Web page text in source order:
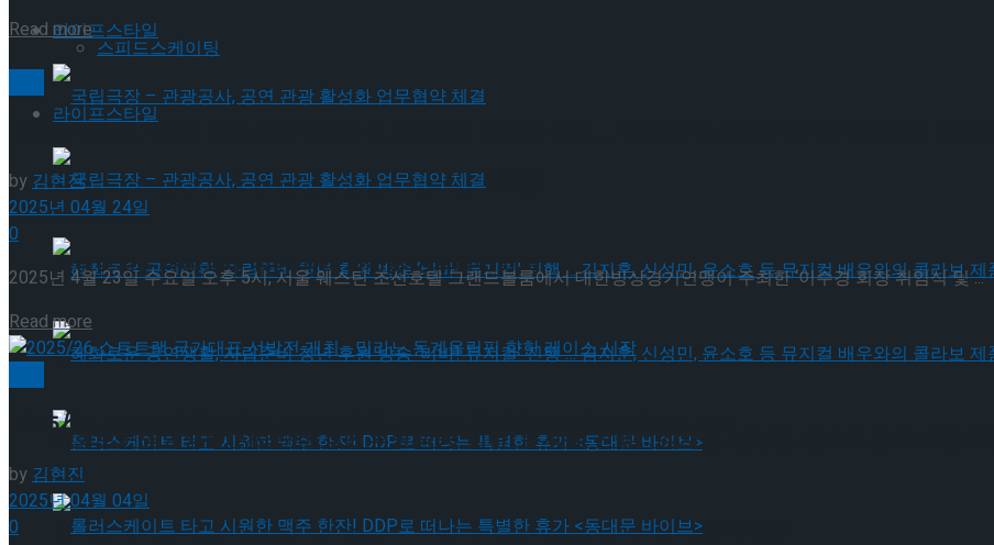
라이프스타일
국립극장 – 관광공사, 공연 관광 활성화 업무협약 체결
혜화로운 공연생활, 자립준비 청년 후원 방송 ‘비바! 뮤지컬’ 진행 … 김지훈, 신성민, 윤소호 등 뮤지컬 배
롤러스케이트 타고 시원한 맥주 한잔! DDP로 떠나는 특별한 휴가 <동대문 바이브>
스피드스케이팅
라이프스타일
국립극장 – 관광공사, 공연 관광 활성화 업무협약 체결
혜화로운 공연생활, 자립준비 청년 후원 방송 ‘비바! 뮤지컬’ 진행 … 김지훈, 신성민, 윤소호 등 뮤지컬 배
Read moreDetails
이수경 빙상경기연맹 신임 회장 취임식 및 빙상인의 밤 행사 성료 … “현장의 목소리에 귀기울이고 함께 고민
by김현진
2025년 04월 24일
0
2025년 4월 23일 수요일 오후 5시, 서울 웨스틴 조선호텔 그랜드볼룸에서 대한빙상경기연맹이 주최한 ‘이수경 회장 취임식 및 ...
Read more
2025/26 쇼트트랙 국가대표 선발전 개최… 밀라노 동계올림픽 향한 레이스 시작
by김현진
2025년 04월 04일
0